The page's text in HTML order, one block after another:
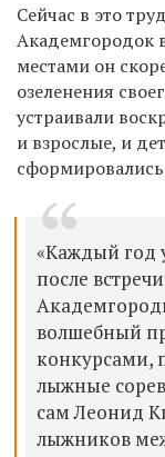
Сейчас в это
Академгородок
местами он
озеленения
устраивали
и взрослые, и
«Каждый год
после
волшебный
конкурсами,
лыжные
сам Леонид
лыжников